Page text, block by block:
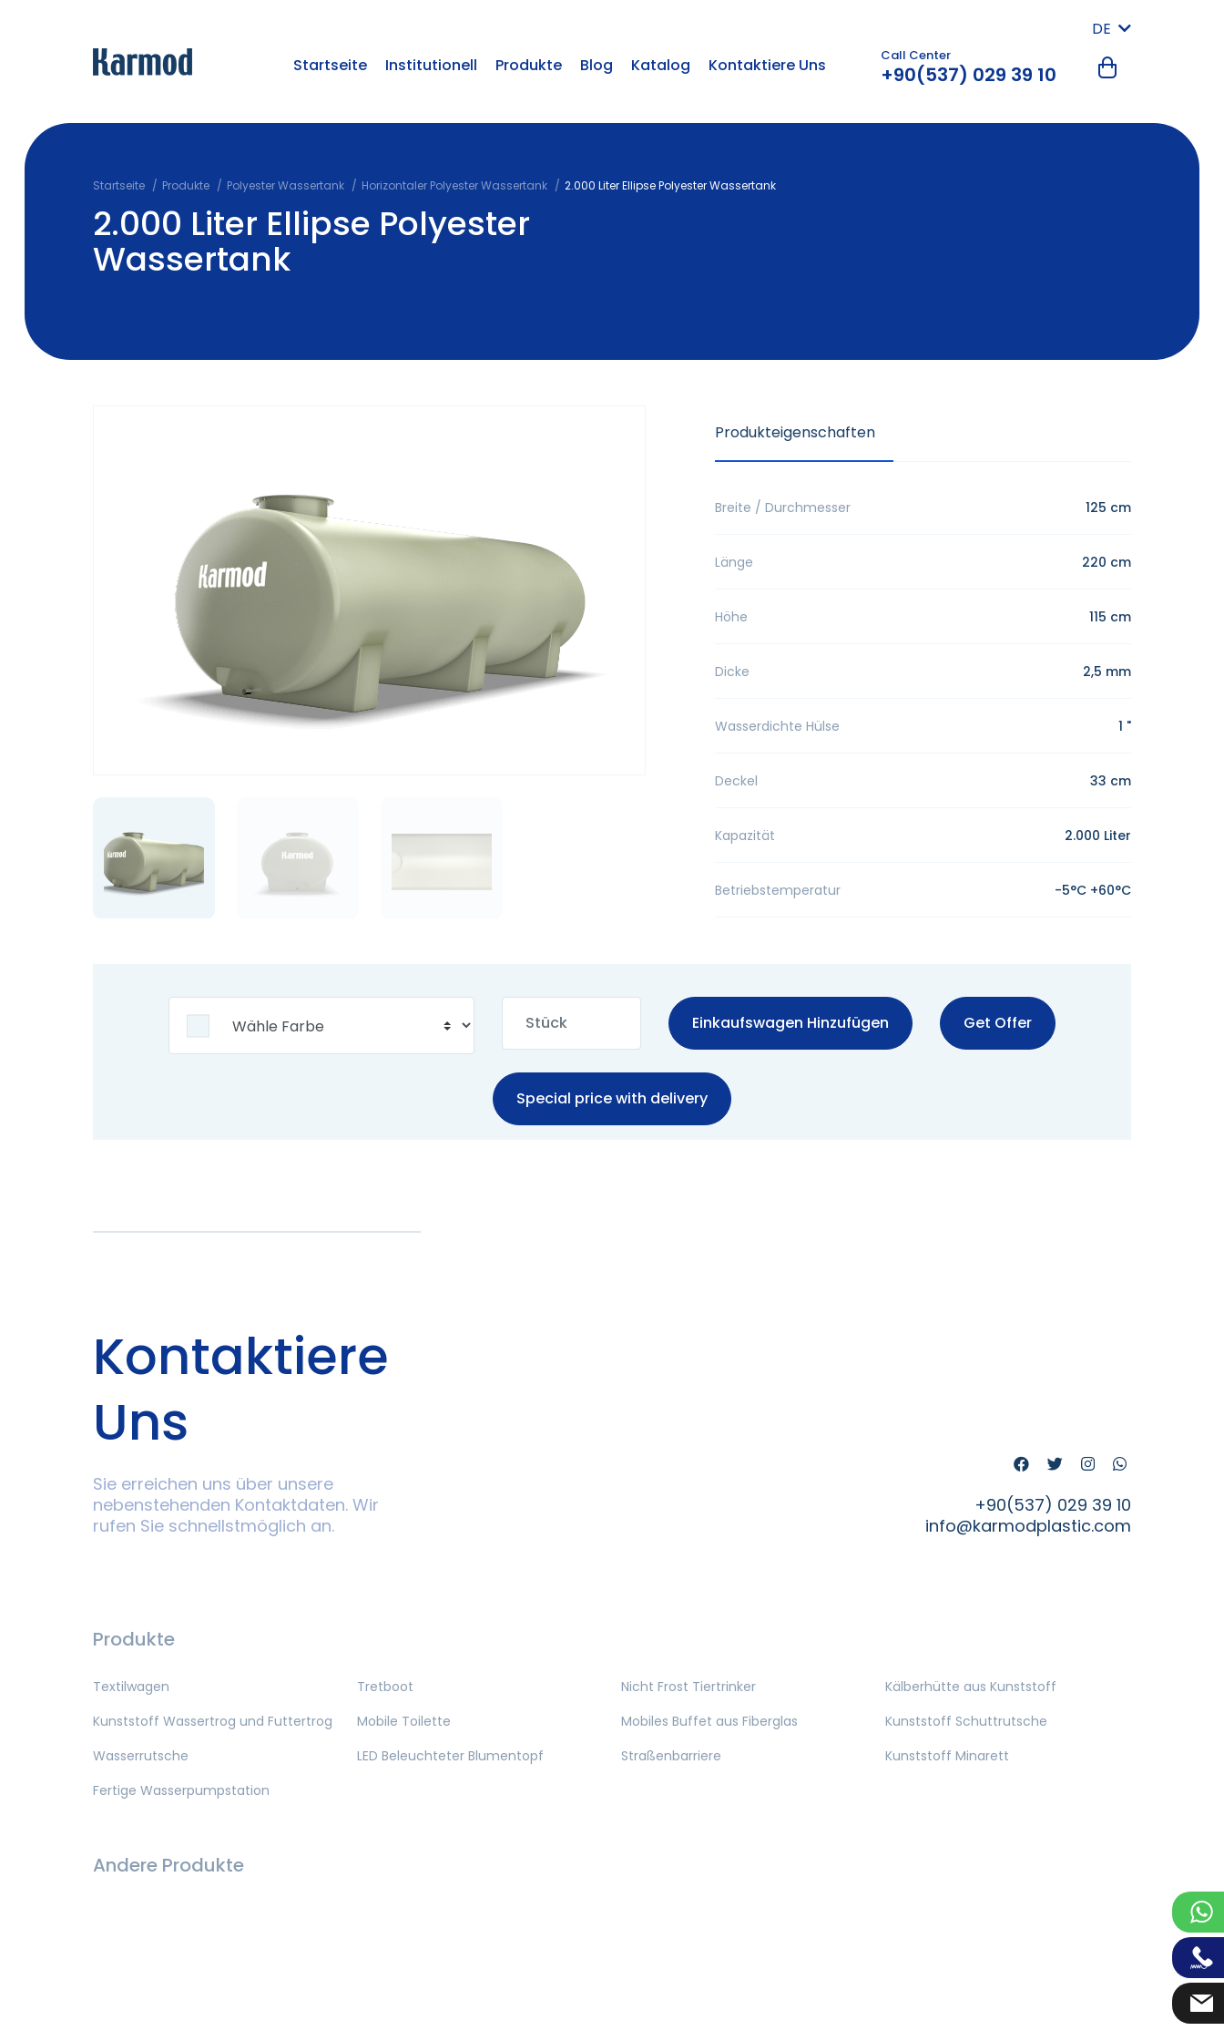
DE
Startseite
Institutionell Produkte Blog Katalog Kontaktiere Uns Call Center
+90(537) 029 39 10
Startseite Produkte Polyester Wassertank Horizontaler Polyester Wassertank 2.000 Liter Ellipse Polyester Wassertank
2.000 Liter Ellipse Polyester
Wassertank
Produkteigenschaften
Breite / Durchmesser 125 cm
Länge 220 cm
Höhe 115 cm
Dicke 2,5 mm
Wasserdichte Hülse 1 "
Deckel 33 cm
Kapazität 2.000 Liter
Betriebstemperatur -5°C +60°C
Einkaufswagen Hinzufügen Get Offer
Special price with delivery
Kontaktiere
Uns
Sie erreichen uns über unsere
nebenstehenden Kontaktdaten. Wir
rufen Sie schnellstmöglich an.
+90(537) 029 39 10
info@karmodplastic.com
Produkte
Textilwagen Tretboot Nicht Frost Tiertrinker
Kälberhütte aus Kunststoff
Kunststoff Wassertrog und Futtertrog
Mobile Toilette Mobiles Buffet aus Fiberglas
Kunststoff Schuttrutsche
Wasserrutsche
LED Beleuchteter Blumentopf Straßenbarriere
Kunststoff Minarett
Fertige Wasserpumpstation
Andere Produkte